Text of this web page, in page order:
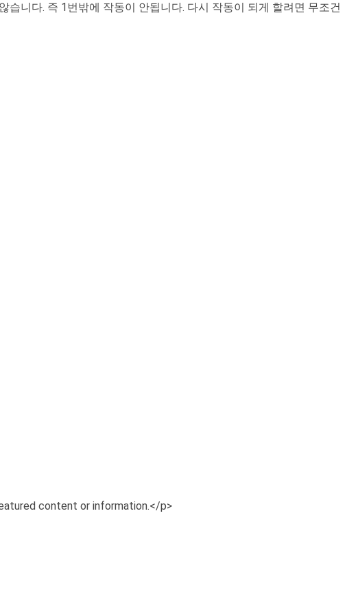
니다. 즉 1번밖에 작동이 안됩니다. 다시 작동이 되게 할려면 무조건
content or information.</p>